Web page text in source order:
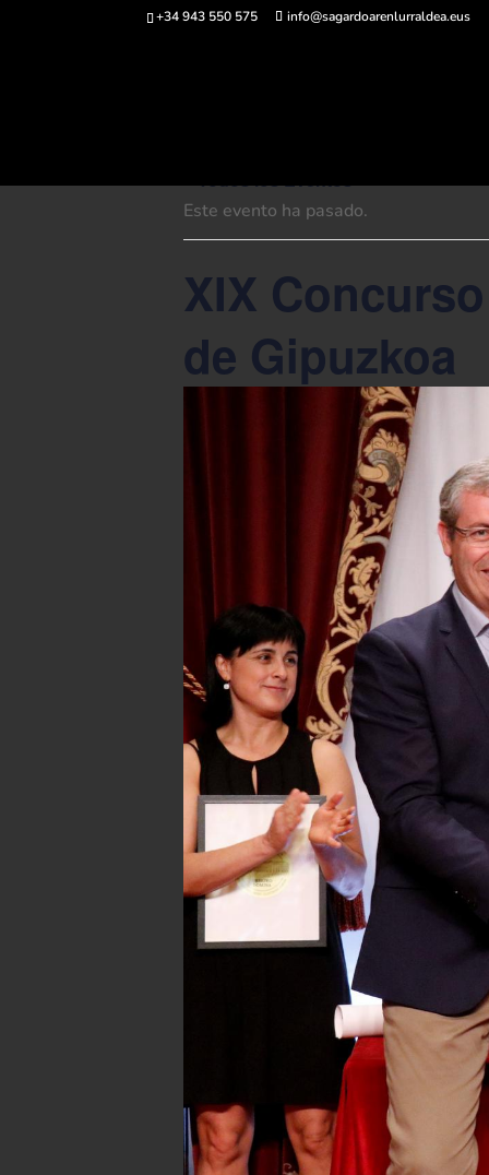
+34 943 550 575 info@sagardoarenlurraldea.eus
« Todos los Eventos
Este evento ha pasado.
XIX
de Gipuzkoa